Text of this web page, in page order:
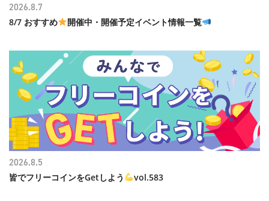
8/7 おすすめ 開催中・開催予定イベント情報一覧
2026.8.7
皆でフリーコインをGetしよう vol.583
2026.8.5